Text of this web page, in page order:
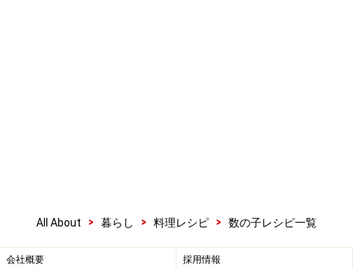
All About > 暮らし > 料理レシピ > 数の子レシピ一覧
会社概要 採用情報